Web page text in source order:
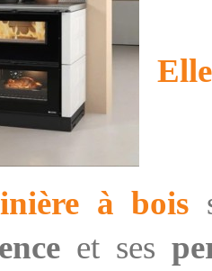
à bois
et ses